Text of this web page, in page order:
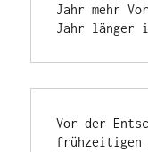
Jahr mehr
Jahr länger
Vor der
frühzeitigen